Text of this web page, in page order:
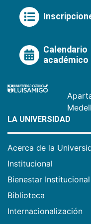
Calendario
académico
LA UNIVERSIDAD
Acerca de la
Institucional
Bienestar Institucional
Biblioteca
Internacionalización